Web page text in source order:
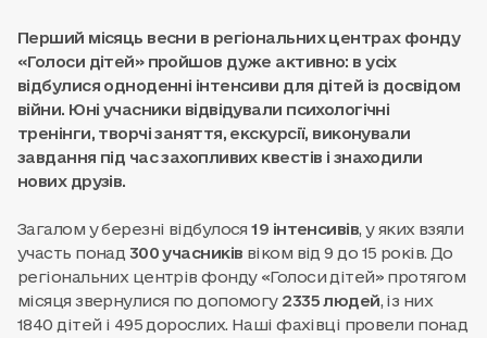
Перший місяць весни в регіональних центрах фонду
«Голоси дітей» пройшов дуже активно: в усіх
відбулися одноденні інтенсиви для дітей із досвідом
війни. Юні учасники відвідували психологічні
тренінги, творчі заняття, екскурсії, виконували
завдання під час захопливих квестів і знаходили
нових друзів.
Загалом у березні відбулося19 інтенсивів, у яких взяли
участь понад 300 учасників віком від 9 до 15 років. До
регіональних центрів фонду «Голоси дітей» протягом
місяця звернулися по допомогу 2335 людей, із них
1840 дітей і 495 дорослих. Наші фахівці провели понад